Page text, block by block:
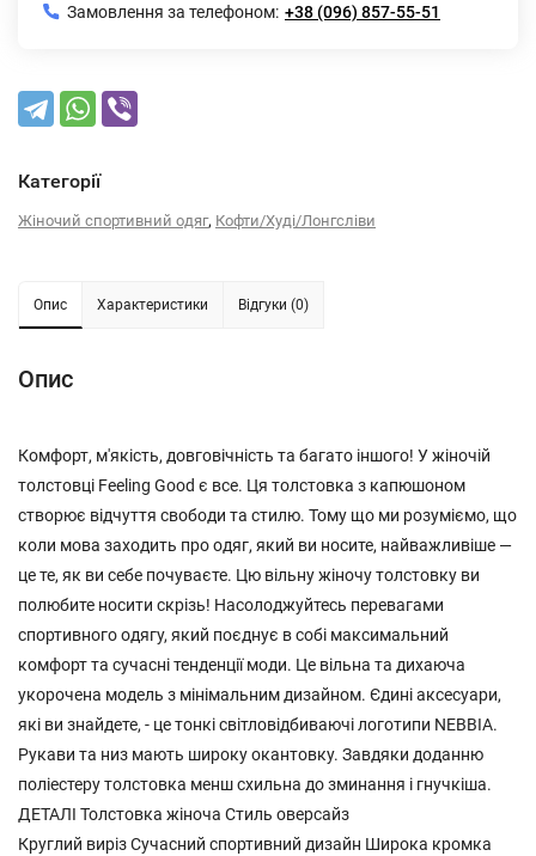
Замовлення за телефоном: +38 (096) 857-55-51
Категорії
Жіночий спортивний одяг, Кофти/Худі/Лонгсліви
Опис Характеристики Відгуки (0)
Опис
Комфорт, м'якість, довговічність та багато іншого! У жіночій
толстовці Feeling Good є все. Ця толстовка з капюшоном
створює відчуття свободи та стилю. Тому що ми розуміємо, що
коли мова заходить про одяг, який ви носите, найважливіше —
це те, як ви себе почуваєте. Цю вільну жіночу толстовку ви
полюбите носити скрізь! Насолоджуйтесь перевагами
спортивного одягу, який поєднує в собі максимальний
комфорт та сучасні тенденції моди. Це вільна та дихаюча
укорочена модель з мінімальним дизайном. Єдині аксесуари,
які ви знайдете, - це тонкі світловідбиваючі логотипи NEBBIA.
Рукави та низ мають широку окантовку. Завдяки доданню
поліестеру толстовка менш схильна до зминання і гнучкіша.
ДЕТАЛІ Толстовка жіноча Стиль оверсайз
Круглий виріз Сучасний спортивний дизайн Широка кромка